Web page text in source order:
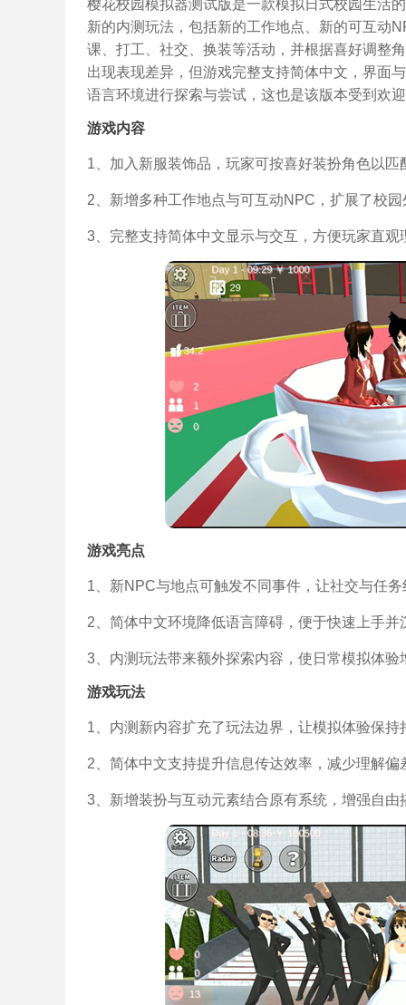
樱花校园模拟器测试版是一款模拟日式校园生活
新的内测玩法，包括新的工作地点、新的可互动
课、打工、社交、换装等活动，并根据喜好调整
出现表现差异，但游戏完整支持简体中文，界面
语言环境进行探索与尝试，这也是该版本受到欢
游戏内容
1、加入新服装饰品，玩家可按喜好装扮角色以匹
2、新增多种工作地点与可互动NPC，扩展了校
3、完整支持简体中文显示与交互，方便玩家直观
游戏亮点
1、新NPC与地点可触发不同事件，让社交与任
2、简体中文环境降低语言障碍，便于快速上手并
3、内测玩法带来额外探索内容，使日常模拟体验
游戏玩法
1、内测新内容扩充了玩法边界，让模拟体验保持
2、简体中文支持提升信息传达效率，减少理解偏
3、新增装扮与互动元素结合原有系统，增强自由